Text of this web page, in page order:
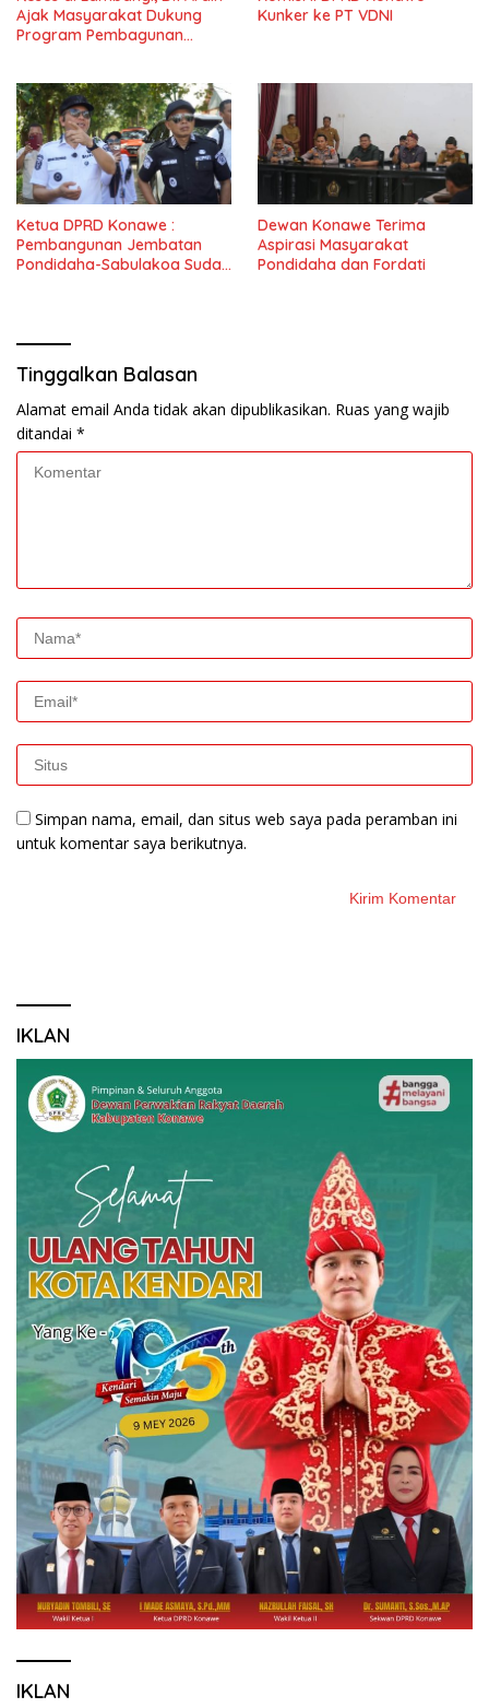
Ajak Masyarakat Dukung
Program Pembagunan
Kunker ke PT VDNI
Ketua DPRD Konawe :
Pembangunan Jembatan
Pondidaha-Sabulakoa Sudah
Dewan Konawe Terima
Aspirasi Masyarakat
Pondidaha dan Fordati
Tinggalkan Balasan
Alamat email Anda tidak akan dipublikasikan. Ruas yang wajib
ditandai *
Simpan nama, email, dan situs web saya pada peramban ini
untuk komentar saya berikutnya.
IKLAN
IKLAN